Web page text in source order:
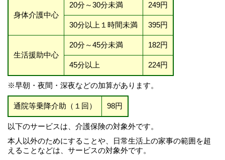
身体介護中心
20分～30分未満 249円
30分以上１時間未満 395円
生活援助中心
20分～45分未満 182円
45分以上 224円
※早朝・夜間・深夜などの加算があります。
通院等乗降介助（１回） 98円
以下のサービスは、介護保険の対象外です。
本人以外のためにすることや、日常生活上の家事の範囲を超
えることなどは、サービスの対象外です。